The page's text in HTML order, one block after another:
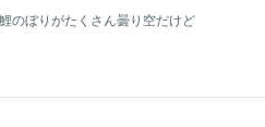
のぼりがたくさん曇り空だけど